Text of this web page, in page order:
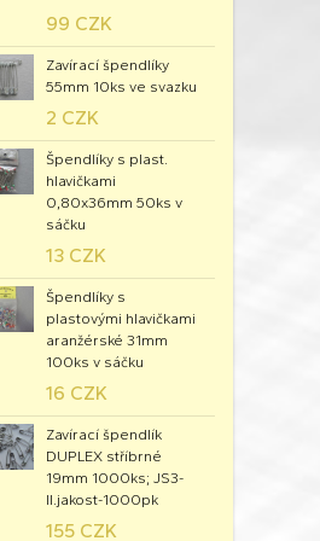
99 CZK
Zavírací špendlíky
55mm 10ks ve svazku
2 CZK
Špendlíky s plast.
hlavičkami
0,80x36mm 50ks v
sáčku
13 CZK
Špendlíky s
plastovými hlavičkami
aranžérské 31mm
100ks v sáčku
16 CZK
Zavírací špendlík
DUPLEX stříbrné
19mm 1000ks; JS3-
II.jakost-1000pk
155 CZK